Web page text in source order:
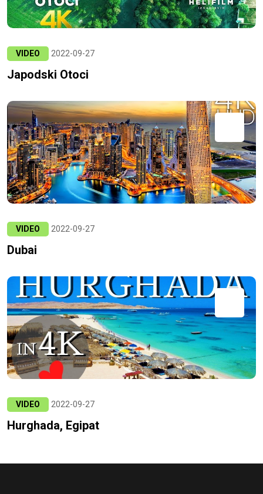
VIDEO 2022-09-27
Japodski Otoci
VIDEO 2022-09-27
Dubai
VIDEO 2022-09-27
Hurghada, Egipat